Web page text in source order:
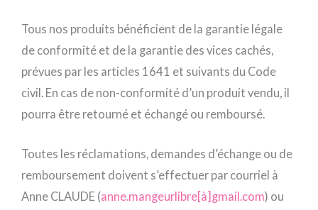
Tous nos produits bénéficient de la garantie légale
de conformité et de la garantie des vices cachés,
prévues par les articles 1641 et suivants du Code
civil. En cas de non-conformité d’un produit vendu, il
pourra être retourné et échangé ou remboursé.
Toutes les réclamations, demandes d’échange ou de
remboursement doivent s’effectuer par courriel à
Anne CLAUDE (anne.mangeurlibre[à]gmail.com) ou